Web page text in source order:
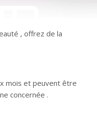
, offrez de la
mois et peuvent être
concernée .